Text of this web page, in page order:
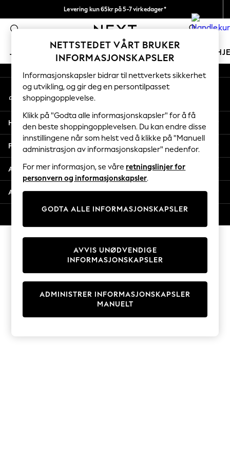
Levering kun 65kr på 5-7 virkedager*
Vi betaler alle tollavgifter 0
JENTER GUTTER BABY KVINNER
GIRLS
New In
50 - 92cm
98 - 110cm
116 - 134cm
140 - 174cm
Trending: Top & Short Sets
Trending: Clogs
Toy Story
THE SET
Coats & Jackets
Sweatshirts & Hoodies
Knitwear
Cardigans
Dresses
Sets & Outfits
T-Shirts
An error occurred on client
Våre sosiale nettverk
Min konto
Logg inn på kontoen din
Hjelp
Personvern & Juridisk
Avdelinger
Andre tjenester
NETTSTEDET VÅRT BRUKER
INFORMASJONSKAPSLER
Informasjonskapsler bidrar til nettverkets sikkerhet
og utvikling, og gir deg en persontilpasset
shoppingopplevelse.
Klikk på "Godta alle informasjonskapsler" for å få
den beste shoppingopplevelsen. Du kan endre disse
innstillingene når som helst ved å klikke på "Manuell
administrasjon av informasjonskapsler" nedenfor.
For mer informasjon, se våre retningslinjer for
personvern og informasjonskapsler.
GODTA ALLE INFORMASJONSKAPSLER
ADMINISTRER INFORMASJONSKAPSLER
MANUELT
AVVIS UNØDVENDIGE
INFORMASJONSKAPSLER